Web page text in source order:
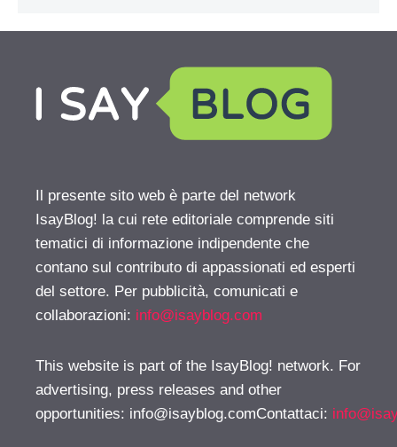
Il presente sito web è parte del network
IsayBlog! la cui rete editoriale comprende siti
tematici di informazione indipendente che
contano sul contributo di appassionati ed esperti
del settore. Per pubblicità, comunicati e
collaborazioni: info@isayblog.com
This website is part of the IsayBlog! network. For
advertising, press releases and other
opportunities: info@isayblog.comContattaci: